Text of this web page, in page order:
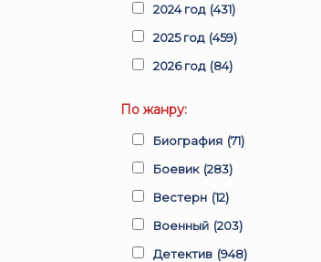
2024 год (431)
2025 год (459)
2026 год (84)
По жанру:
Биография (71)
Боевик (283)
Вестерн (12)
Военный (203)
Детектив (948)